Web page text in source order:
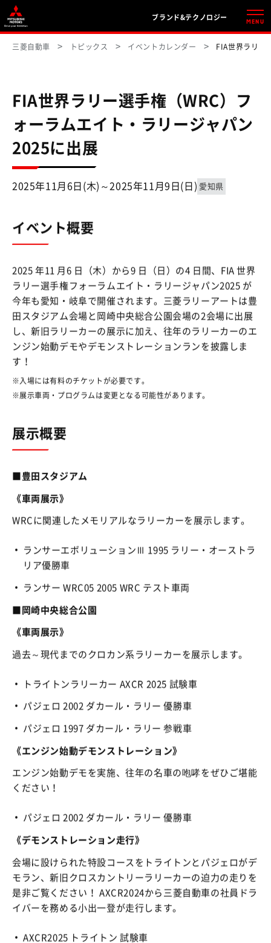
ブランド&テクノロジー
MENU
三菱自動車 トピックス イベントカレンダー FIA世界ラリー
FIA世界ラリー選手権（WRC）フ
ォーラムエイト・ラリージャパン
2025に出展
2025年11月6日(木)～2025年11月9日(日) 愛知県
イベント概要
2025 年11 月6 日（木）から9 日（日）の4 日間、FIA 世界
ラリー選手権フォーラムエイト・ラリージャパン2025 が
今年も愛知・岐阜で開催されます。三菱ラリーアートは豊
田スタジアム会場と岡崎中央総合公園会場の2会場に出展
し、新旧ラリーカーの展示に加え、往年のラリーカーのエ
ンジン始動デモやデモンストレーションランを披露しま
す！
入場には有料のチケットが必要です。
展示車両・プログラムは変更となる可能性があります。
展示概要
■豊田スタジアム
《車両展示》
WRCに関連したメモリアルなラリーカーを展示します。
ランサーエボリューションⅢ 1995 ラリー・オーストラ
リア優勝車
ランサー WRC05 2005 WRC テスト車両
■岡崎中央総合公園
《車両展示》
過去～現代までのクロカン系ラリーカーを展示します。
トライトンラリーカー AXCR 2025 試験車
パジェロ 2002 ダカール・ラリー 優勝車
パジェロ 1997 ダカール・ラリー 参戦車
《エンジン始動デモンストレーション》
エンジン始動デモを実施、往年の名車の咆哮をぜひご堪能
ください！
パジェロ 2002 ダカール・ラリー 優勝車
《デモンストレーション走行》
会場に設けられた特設コースをトライトンとパジェロがデ
モラン、新旧クロスカントリーラリーカーの迫力の走りを
是非ご覧ください！ AXCR2024から三菱自動車の社員ドラ
イバーを務める小出一登が走行します。
AXCR2025 トライトン 試験車